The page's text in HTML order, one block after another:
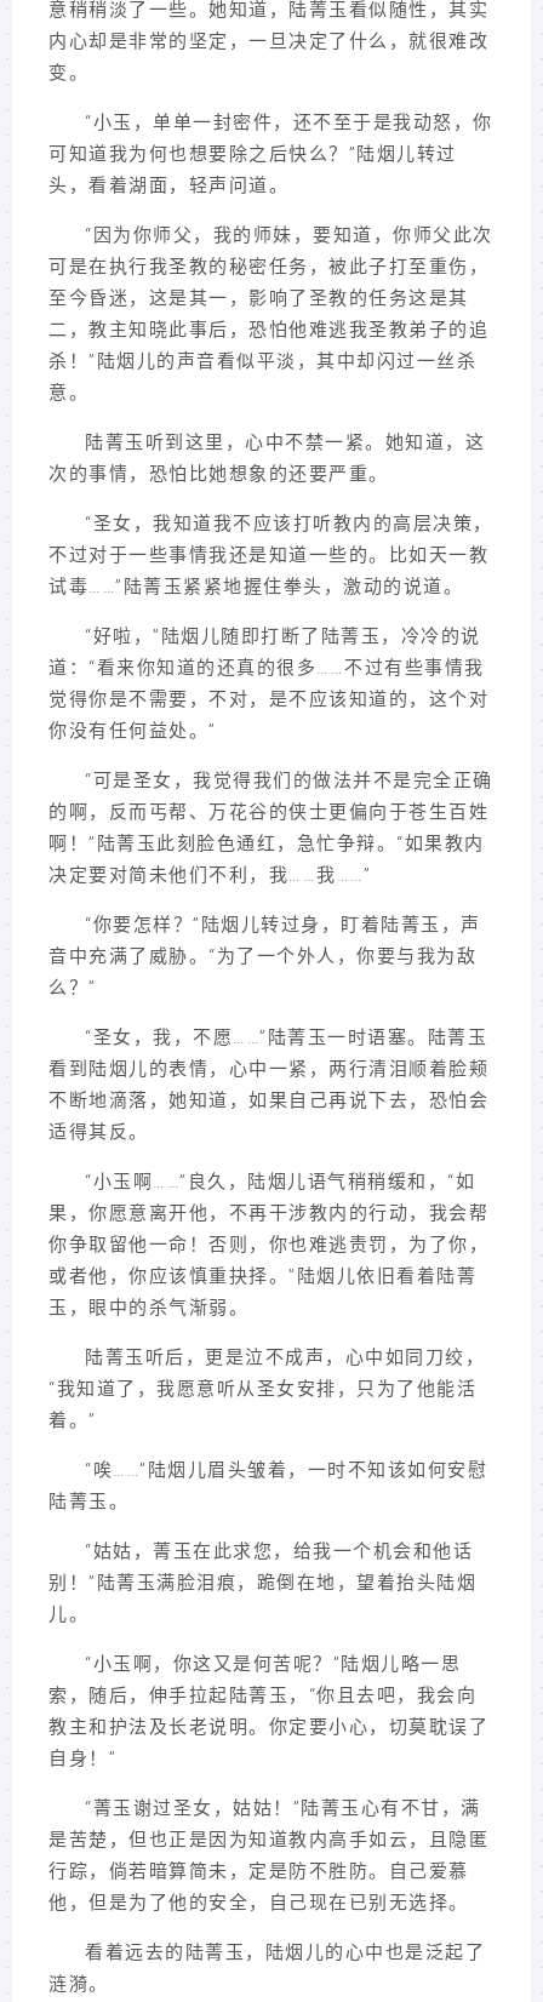
意稍稍淡了一些。她知道，陆菁玉看似随性，其实
内心却是非常的坚定，一旦决定了什么，就很难改
变。
“小玉，单单一封密件，还不至于是我动怒，你
可知道我为何也想要除之后快么？”陆烟儿转过
头，看着湖面，轻声问道。
“因为你师父，我的师妹，要知道，你师父此次
可是在执行我圣教的秘密任务，被此子打至重伤，
至今昏迷，这是其一，影响了圣教的任务这是其
二，教主知晓此事后，恐怕他难逃我圣教弟子的追
杀！”陆烟儿的声音看似平淡，其中却闪过一丝杀
意。
陆菁玉听到这里，心中不禁一紧。她知道，这
次的事情，恐怕比她想象的还要严重。
“圣女，我知道我不应该打听教内的高层决策，
不过对于一些事情我还是知道一些的。比如天一教
试毒……”陆菁玉紧紧地握住拳头，激动的说道。
“好啦，”陆烟儿随即打断了陆菁玉，冷冷的说
道：“看来你知道的还真的很多……不过有些事情我
觉得你是不需要，不对，是不应该知道的，这个对
你没有任何益处。”
“可是圣女，我觉得我们的做法并不是完全正确
的啊，反而丐帮、万花谷的侠士更偏向于苍生百姓
啊！”陆菁玉此刻脸色通红，急忙争辩。“如果教内
决定要对简未他们不利，我……我……”
“你要怎样？”陆烟儿转过身，盯着陆菁玉，声
音中充满了威胁。“为了一个外人，你要与我为敌
么？”
“圣女，我，不愿……”陆菁玉一时语塞。陆菁玉
看到陆烟儿的表情，心中一紧，两行清泪顺着脸颊
不断地滴落，她知道，如果自己再说下去，恐怕会
适得其反。
“小玉啊……”良久，陆烟儿语气稍稍缓和，“如
果，你愿意离开他，不再干涉教内的行动，我会帮
你争取留他一命！否则，你也难逃责罚，为了你，
或者他，你应该慎重抉择。”陆烟儿依旧看着陆菁
玉，眼中的杀气渐弱。
陆菁玉听后，更是泣不成声，心中如同刀绞，
“我知道了，我愿意听从圣女安排，只为了他能活
着。”
“唉……”陆烟儿眉头皱着，一时不知该如何安慰
陆菁玉。
“姑姑，菁玉在此求您，给我一个机会和他话
别！”陆菁玉满脸泪痕，跪倒在地，望着抬头陆烟
儿。
“小玉啊，你这又是何苦呢？”陆烟儿略一思
索，随后，伸手拉起陆菁玉，“你且去吧，我会向
教主和护法及长老说明。你定要小心，切莫耽误了
自身！”
“菁玉谢过圣女，姑姑！”陆菁玉心有不甘，满
是苦楚，但也正是因为知道教内高手如云，且隐匿
行踪，倘若暗算简未，定是防不胜防。自己爱慕
他，但是为了他的安全，自己现在已别无选择。
看着远去的陆菁玉，陆烟儿的心中也是泛起了
涟漪。